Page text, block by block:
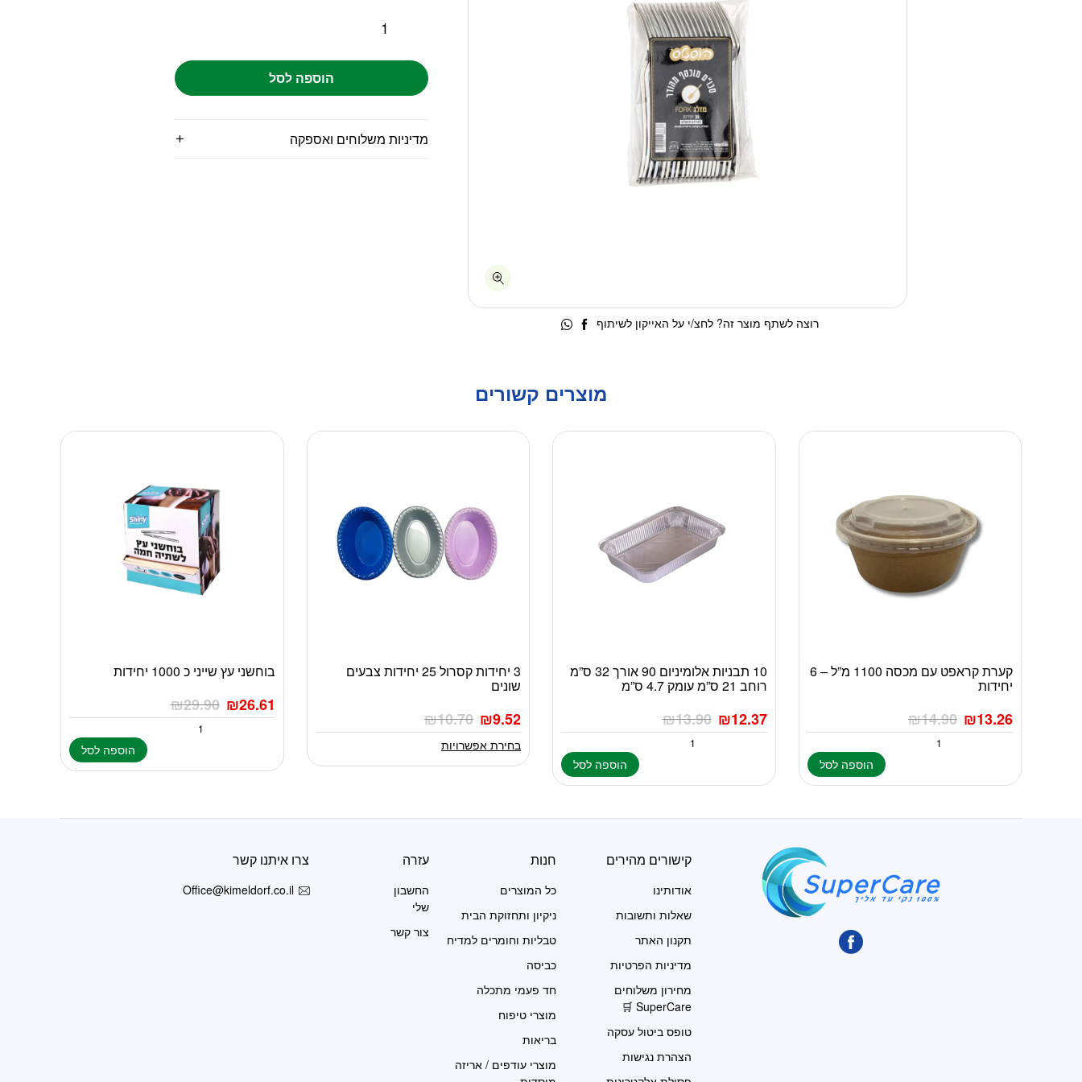
הוספה לסל
מדיניות משלוחים ואספקה
רוצה לשתף מוצר זה? לחצ/י על האייקון לשיתוף
מוצרים קשורים
קערת קראפט עם מכסה 1100 מ”ל – 6
יחידות
₪14.90 ₪13.26
הוספה לסל
10 תבניות אלומיניום 90 אורך 32 ס”מ
רוחב 21 ס”מ עומק 4.7 ס”מ
₪13.90 ₪12.37
הוספה לסל
3 יחידות קסרול 25 יחידות צבעים
שונים
₪10.70 ₪9.52
למוצר
זה
מספר
סוגים.
ניתן
בעמוד
בחירת אפשרויות
בוחשני עץ שייני כ 1000 יחידות
₪29.90 ₪26.61
הוספה לסל
קישורים מהירים
אודותינו
שאלות ותשובות
תקנון האתר
מדיניות הפרטיות
מחירון משלוחים
SuperCare 🛒
טופס ביטול עסקה
הצהרת נגישות
חנות
כל המוצרים
ניקיון ותחזוקת הבית
טבליות וחומרים למדיח
כביסה
חד פעמי מתכלה
מוצרי טיפוח
בריאות
מוצרי עודפים / אריזה
עזרה
החשבון
שלי
צור קשר
צרו איתנו קשר
Office@kimeldorf.co.il